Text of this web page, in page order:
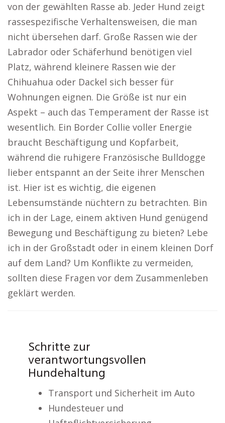
von der gewählten Rasse ab. Jeder Hund zeigt
rassespezifische Verhaltensweisen, die man
nicht übersehen darf. Große Rassen wie der
Labrador oder Schäferhund benötigen viel
Platz, während kleinere Rassen wie der
Chihuahua oder Dackel sich besser für
Wohnungen eignen. Die Größe ist nur ein
Aspekt – auch das Temperament der Rasse ist
wesentlich. Ein Border Collie voller Energie
braucht Beschäftigung und Kopfarbeit,
während die ruhigere Französische Bulldogge
lieber entspannt an der Seite ihrer Menschen
ist. Hier ist es wichtig, die eigenen
Lebensumstände nüchtern zu betrachten. Bin
ich in der Lage, einem aktiven Hund genügend
Bewegung und Beschäftigung zu bieten? Lebe
ich in der Großstadt oder in einem kleinen Dorf
auf dem Land? Um Konflikte zu vermeiden,
sollten diese Fragen vor dem Zusammenleben
geklärt werden.
Schritte zur
verantwortungsvollen
Hundehaltung
Transport und Sicherheit im Auto
Hundesteuer und